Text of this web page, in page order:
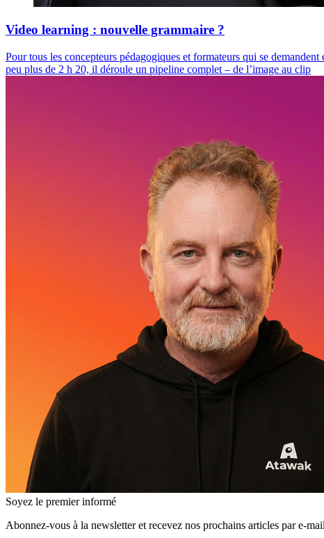
Video learning : nouvelle grammaire ?
Pour tous les concepteurs pédagogiques et formateurs qui se
peu plus de 2 h 20, il déroule un pipeline complet – de l’image au clip
Soyez le premier informé
Abonnez‑vous à la newsletter et recevez nos prochains articles par